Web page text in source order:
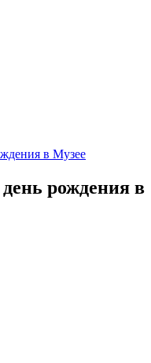
в Музее
рождения в